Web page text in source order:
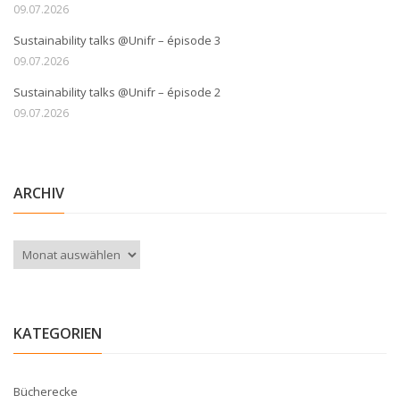
09.07.2026
Sustainability talks @Unifr – épisode 3
09.07.2026
Sustainability talks @Unifr – épisode 2
09.07.2026
ARCHIV
Archiv
KATEGORIEN
Bücherecke